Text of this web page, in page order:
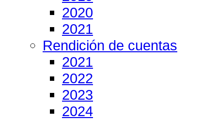
2020
2021
Rendición de cuentas
2021
2022
2023
2024